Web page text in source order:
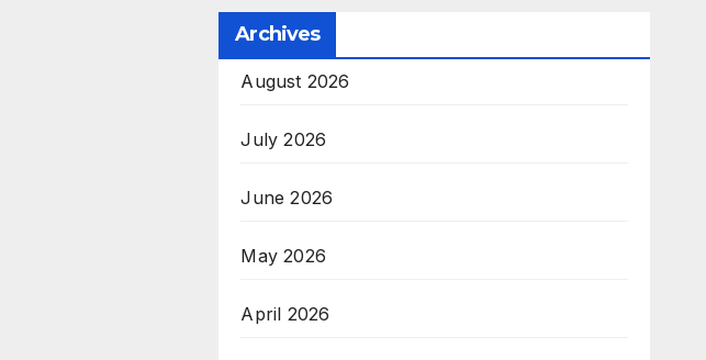
Archives
August 2026
July 2026
June 2026
May 2026
April 2026